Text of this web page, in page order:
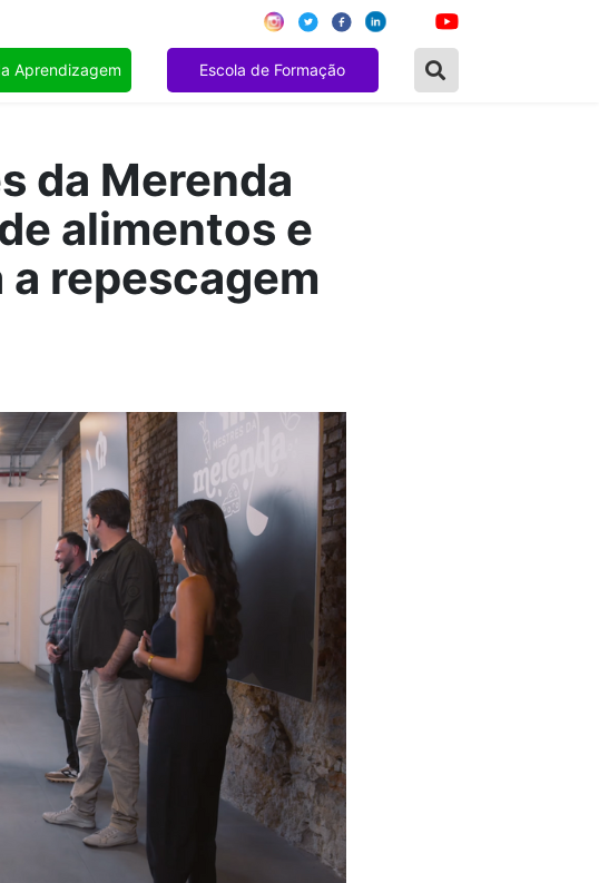
Aprendizagem Escola de Formação
da Merenda
alimentos e
repescagem